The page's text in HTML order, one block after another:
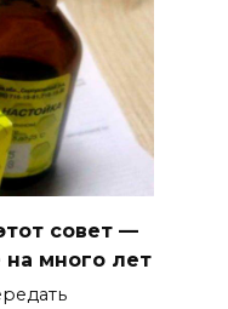
совет —
на много лет